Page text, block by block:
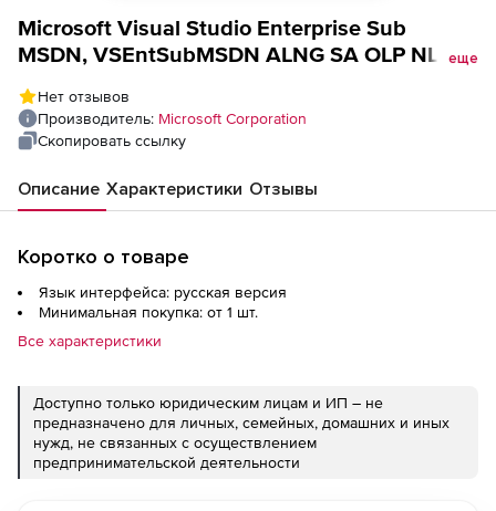
Microsoft Visual Studio Enterprise Sub
MSDN, VSEntSubMSDN ALNG SA OLP NL
еще
Нет отзывов
Производитель: Microsoft Corporation
Скопировать ссылку
Описание Характеристики Отзывы
Коротко о товаре
Язык интерфейса: русская версия
Минимальная покупка: от 1 шт.
Все характеристики
Доступно только юридическим лицам и ИП – не
предназначено для личных, семейных, домашних и иных
нужд, не связанных с осуществлением
предпринимательской деятельности